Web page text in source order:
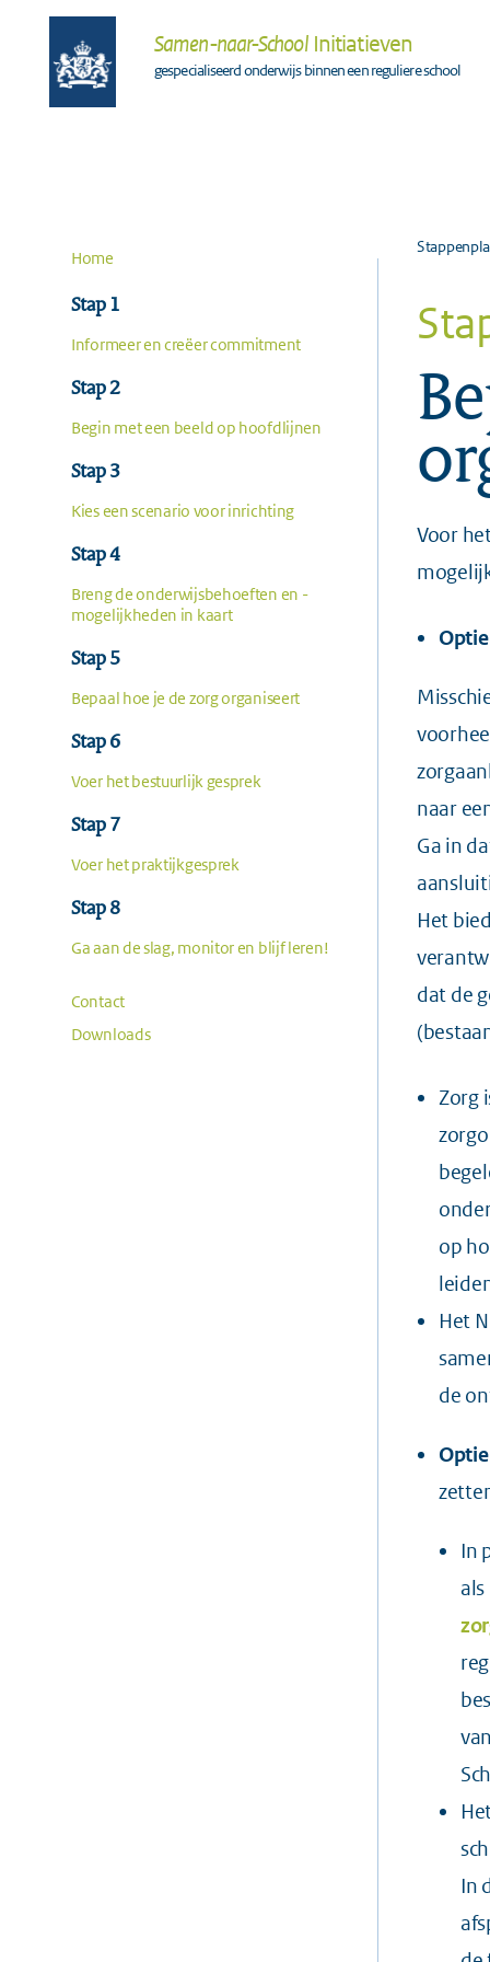
Samen-naar-SchoolInitiatieven
gespecialiseerd onderwijs binnen een reguliere school
Home
Stap 1
Informeer en creëer commitment
Stap 2
Begin met een beeld op hoofdlijnen
Stap 3
Kies een scenario voor inrichting
Stap 4
Breng de onderwijs­behoeften en -
mogelijkheden in kaart
Stap 5
Bepaal hoe je de zorg organiseert
Stap 6
Voer het bestuurlijk gesprek
Stap 7
Voer het praktijkgesprek
Stap 8
Ga aan de slag, monitor en blijf leren!
Contact
Downloads
Voor
naar
Ga in
Het
dat de
Zorg
op
Het
de
In
In